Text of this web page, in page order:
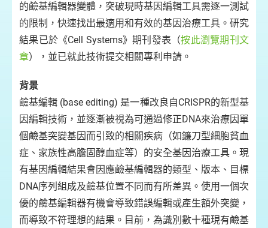
的鹼基編輯器變體，突破現時基因編輯工具需逐一測試
的限制，快速找出最適用和有效的基因治療工具。研究
結果已於《Cell Systems》期刊發表（按此瀏覽期刊文
章），並已就此技術提交相關專利申請。
背景
鹼基編輯 (base editing) 是一種改良自CRISPR的新型基
因編輯技術，並逐漸被視為可通過修正DNA來治療因單
個鹼基突變基因而引致的相關疾病（如鐮刀型細胞貧血
症、家族性高膽固醇血症等）的安全基因治療工具。現
有基因編輯結果會因應鹼基編輯器的類型、版本、目標
DNA序列組成及鹼基位置不同而有所差異。使用一個次
優的鹼基編輯器有機會導致錯誤編輯或產生額外突變，
而導致不符理想的結果。目前，為識別數十種現有鹼基